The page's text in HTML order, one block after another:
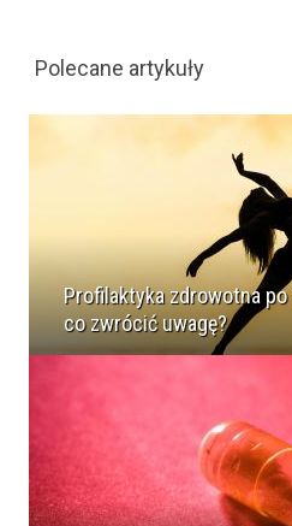
Polecane artykuły
Profilaktyka zdrowotna
co zwrócić uwagę?